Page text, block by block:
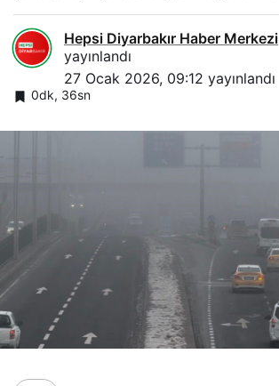
Hepsi Diyarbakır Haber Merkezi
yayınlandı
27 Ocak 2026, 09:12 yayınlandı
0dk, 36sn